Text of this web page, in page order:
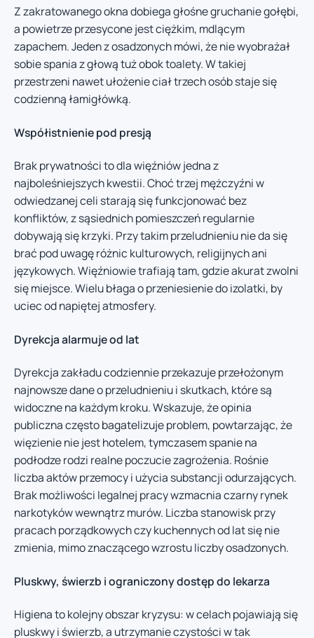
Z zakratowanego okna dobiega głośne gruchanie gołębi,
a powietrze przesycone jest ciężkim, mdlącym
zapachem. Jeden z osadzonych mówi, że nie wyobrażał
sobie spania z głową tuż obok toalety. W takiej
przestrzeni nawet ułożenie ciał trzech osób staje się
codzienną łamigłówką.
Współistnienie pod presją
Brak prywatności to dla więźniów jedna z
najboleśniejszych kwestii. Choć trzej mężczyźni w
odwiedzanej celi starają się funkcjonować bez
konfliktów, z sąsiednich pomieszczeń regularnie
dobywają się krzyki. Przy takim przeludnieniu nie da się
brać pod uwagę różnic kulturowych, religijnych ani
językowych. Więźniowie trafiają tam, gdzie akurat zwolni
się miejsce. Wielu błaga o przeniesienie do izolatki, by
uciec od napiętej atmosfery.
Dyrekcja alarmuje od lat
Dyrekcja zakładu codziennie przekazuje przełożonym
najnowsze dane o przeludnieniu i skutkach, które są
widoczne na każdym kroku. Wskazuje, że opinia
publiczna często bagatelizuje problem, powtarzając, że
więzienie nie jest hotelem, tymczasem spanie na
podłodze rodzi realne poczucie zagrożenia. Rośnie
liczba aktów przemocy i użycia substancji odurzających.
Brak możliwości legalnej pracy wzmacnia czarny rynek
narkotyków wewnątrz murów. Liczba stanowisk przy
pracach porządkowych czy kuchennych od lat się nie
zmienia, mimo znaczącego wzrostu liczby osadzonych.
Pluskwy, świerzb i ograniczony dostęp do lekarza
Higiena to kolejny obszar kryzysu: w celach pojawiają się
pluskwy i świerzb, a utrzymanie czystości w tak